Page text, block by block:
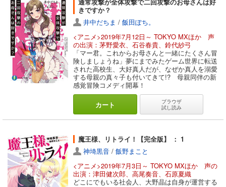
きですか？
井中だちま / 飯田ぽち。
<アニメ>2019年7月12日～ TOKYO MXほか 声
の出演：茅野愛衣、石谷春貴、鈴代紗弓
「マー君。これからお母さんと一緒にたくさん冒
険しましょうね」夢にまでみたゲーム世界に転送
された高校生、大好真人だが、なぜか真人を溺愛
する母親の真々子も付いてきて!? 母親同伴の新
感覚冒険コメディ開幕！
カート
ブラウザ
試し読み
魔王様、リトライ！【完全版】 ： 1
神埼黒音 / 飯野まこと
<アニメ>2019年7月3日～ TOKYO MXほか 声の
出演：津田健次郎、高尾奏音、石原夏織
どこにでもいる社会人、大野晶は自身が運営する